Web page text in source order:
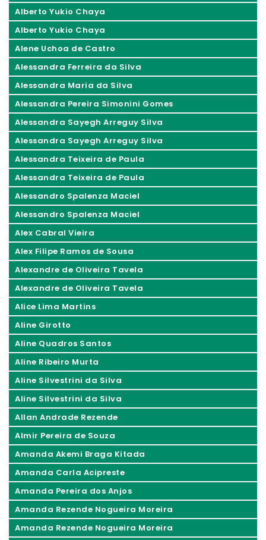
Alberto Yukio Chaya
Alberto Yukio Chaya
Alene Uchoa de Castro
Alessandra Ferreira da Silva
Alessandra Maria da Silva
Alessandra Pereira Simonini Gomes
Alessandra Sayegh Arreguy Silva
Alessandra Sayegh Arreguy Silva
Alessandra Teixeira de Paula
Alessandra Teixeira de Paula
Alessandro Spalenza Maciel
Alessandro Spalenza Maciel
Alex Cabral Vieira
Alex Filipe Ramos de Sousa
Alexandre de Oliveira Tavela
Alexandre de Oliveira Tavela
Alice Lima Martins
Aline Girotto
Aline Quadros Santos
Aline Ribeiro Murta
Aline Silvestrini da Silva
Aline Silvestrini da Silva
Allan Andrade Rezende
Almir Pereira de Souza
Amanda Akemi Braga Kitada
Amanda Carla Acipreste
Amanda Pereira dos Anjos
Amanda Rezende Nogueira Moreira
Amanda Rezende Nogueira Moreira